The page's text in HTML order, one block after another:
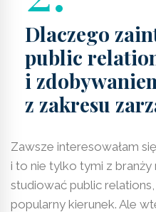
Dlaczego
public
i
z zakresu
Zawsze interesowałam
i to nie tylko tymi z branży
studiować public
popularny kierunek. Ale